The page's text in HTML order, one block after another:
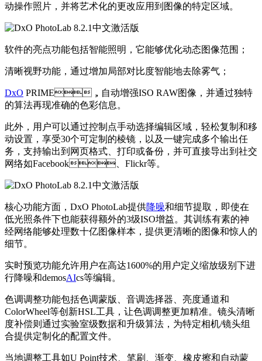
动操作照片，并将艺术化的更改应用到图像的特定区域。
软件的亮点功能包括智能照明，它能够优化动态图像范围；
清晰视野功能，通过增加局部对比度智能地去除雾气；
DxO PRIME，自动增强ISO RAW图像，并通过独特
的算法再现准确的色彩信息。
此外，用户可以通过控制点手动选择编辑区域，轻松复制和移
动设置，享受30个可定制的棱镜，以及一键完成多个输出任
务，支持输出到网页格式、打印或备份，并可直接导出到社交
网络如Facebook、Flickr等。
核心功能方面，DxO PhotoLab提供降噪和细节提取，即使在
低光照条件下也能获得额外的3级ISO增益。其训练有素的神
经网络能够处理数十亿图像样本，提供更清晰的图像和惊人的
细节。
实时预览功能允许用户在高达1600%的用户定义缩放级别下进
行降噪和demosAIcs等编辑。
色调调整功能包括色调蒙版、音调选择器、亮度通道和
ColorWheel等创新HSL工具，让色调调整更加精准。镜头清晰
度补偿则通过实验室级数据和升级算法，为特定相机/镜头组
合提供定制化的配置文件。
当地调整工具如U Point技术、笔刷、渐变、橡皮擦和自动蒙